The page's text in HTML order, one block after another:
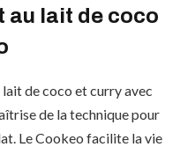
au lait de coco
de coco et curry avec
de la technique pour
Le Cookeo facilite la vie